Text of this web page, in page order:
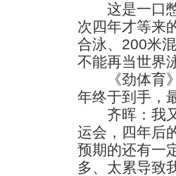
这是一口憋
次四年才等来
合泳、200米
不能再当世界
《劲体育》
年终于到手，
齐晖：我又
运会，四年后
预期的还有一
多、太累导致